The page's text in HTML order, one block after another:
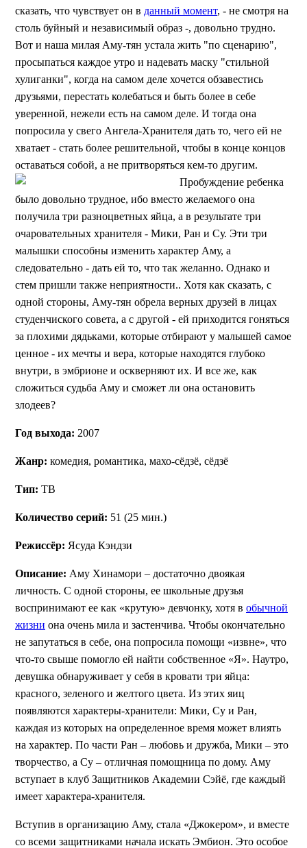
сказать, что чувствует он в данный момент, - не смотря на
столь буйный и независимый образ -, довольно трудно.
Вот и наша милая Аму-тян устала жить "по сценарию",
просыпаться каждое утро и надевать маску "стильной
хулиганки", когда на самом деле хочется обзавестись
друзьями, перестать колебаться и быть более в себе
уверенной, нежели есть на самом деле. И тогда она
попросила у свего Ангела-Хранителя дать то, чего ей не
хватает - стать более решительной, чтобы в конце концов
оставаться собой, а не притворяться кем-то другим.
Пробуждение ребенка
было довольно трудное, ибо вместо желаемого она
получила три разноцветных яйца, а в результате три
очаровательных хранителя - Мики, Ран и Су. Эти три
малышки способны изменить характер Аму, а
следовательно - дать ей то, что так желанно. Однако и
стем пришли также неприятности.. Хотя как сказать, с
одной стороны, Аму-тян обрела верных друзей в лицах
студенчиского совета, а с другой - ей приходится гоняться
за плохими дядьками, которые отбирают у малышей самое
ценное - их мечты и вера, которые находятся глубоко
внутри, в эмбрионе и оскверняют их. И все же, как
сложиться судьба Аму и сможет ли она остановить
злодеев?
Год выхода: 2007
Жанр: комедия, романтика, махо-сёдзё, сёдзё
Тип: ТВ
Количество серий: 51 (25 мин.)
Режиссёр: Ясуда Кэндзи
Описание: Аму Хинамори – достаточно двоякая
личность. С одной стороны, ее школьные друзья
воспринимают ее как «крутую» девчонку, хотя в обычной
жизни она очень мила и застенчива. Чтобы окончательно
не запутаться в себе, она попросила помощи «извне», что
что-то свыше помогло ей найти собственное «Я». Наутро,
девушка обнаруживает у себя в кровати три яйца:
красного, зеленого и желтого цвета. Из этих яиц
появляются характеры-хранители: Мики, Су и Ран,
каждая из которых на определенное время может влиять
на характер. По части Ран – любовь и дружба, Мики – это
творчество, а Су – отличная помощница по дому. Аму
вступает в клуб Защитников Академии Сэйё, где каждый
имеет характера-хранителя.
Вступив в организацию Аму, стала «Джокером», и вместе
со всеми защитниками начала искать Эмбион. Это особое